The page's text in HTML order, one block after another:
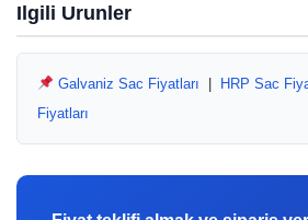
Ilgili Urunler
Galvaniz Sac Fiyatları HRP Sac
Fiyatları